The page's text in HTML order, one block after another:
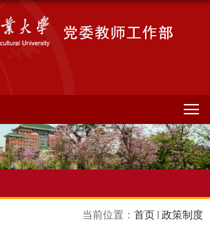
当前位置： 首页 政策制度